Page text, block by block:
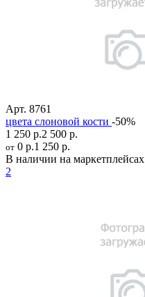
Арт. 8761
цвета слоновой кости -50%
1 250 р.2 500 р.
от 0 р.1 250 р.
В наличии на маркетплейсах
2